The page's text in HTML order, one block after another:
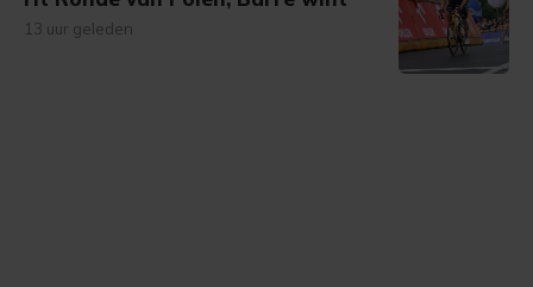
13 uur geleden